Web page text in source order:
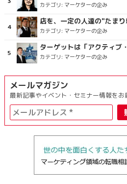
カテゴリ: マーケターの企み
店を、一定の人達の"たま
カテゴリ: マーケターの企み
ターゲットは「アクティブ
カテゴリ: マーケターの企み
メールマガジン
最新記事やイベント・セミナー情報をお